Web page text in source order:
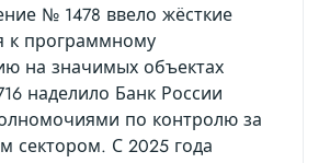
№ 1478 ввело жёсткие
к программному
на значимых объектах
наделило Банк России
по контролю за
сектором. С 2025 года